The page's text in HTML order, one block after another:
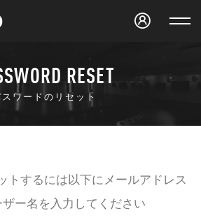
RESET
スワードのリセット
トするには以下にメールアドレス
ザー名を入力してください